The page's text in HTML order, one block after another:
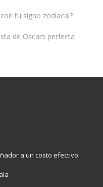
tu signo zodiacal?
de Oscars perfecta
a un costo efectivo